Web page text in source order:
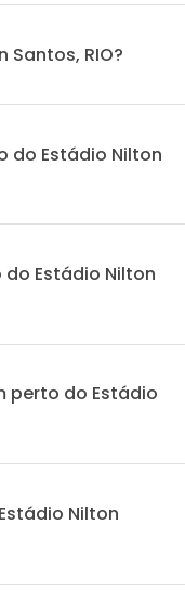
Santos, RIO?
do Estádio Nilton
Estádio Nilton
perto do Estádio
Nilton